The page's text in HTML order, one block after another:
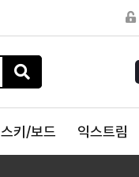
스키/보드 익스트림